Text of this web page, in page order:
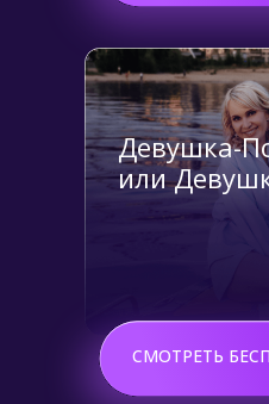
СМОТРЕТЬ
Девушка-
или